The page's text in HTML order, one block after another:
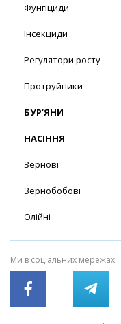
Фунгіциди
Інсекциди
Регулятори росту
Протруйники
БУР’ЯНИ
НАСІННЯ
Зернові
Зернобобові
Олійні
Ми в соціальних мережах